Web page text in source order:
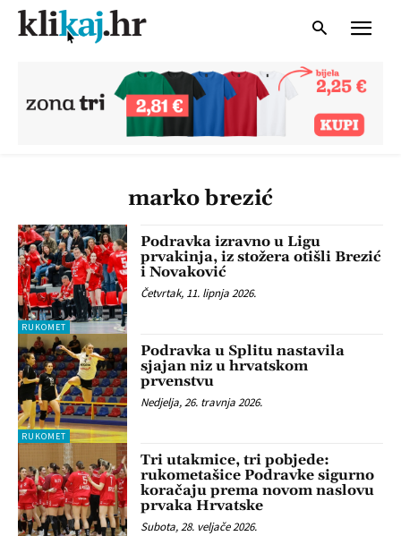
marko brezić
RUKOMET
Podravka izravno u Ligu
prvakinja, iz stožera otišli Brezić
i Novaković
Četvrtak, 11. lipnja 2026.
RUKOMET
Podravka u Splitu nastavila
sjajan niz u hrvatskom
prvenstvu
Nedjelja, 26. travnja 2026.
Tri utakmice, tri pobjede:
rukometašice Podravke sigurno
koračaju prema novom naslovu
prvaka Hrvatske
Subota, 28. veljače 2026.